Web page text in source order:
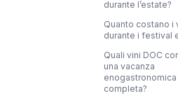
durante l’estate?
Quanto costano i
durante i festival
Quali vini DOC
una vacanza
enogastronomica
completa?